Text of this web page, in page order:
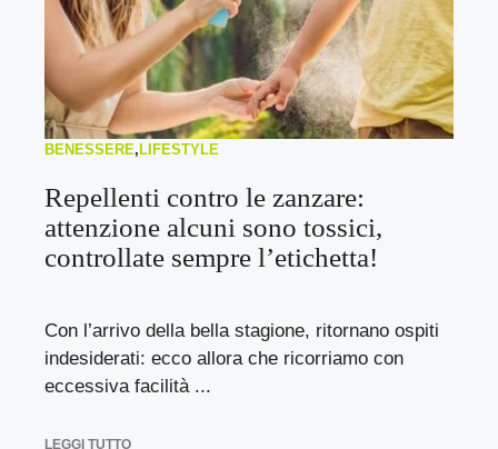
BENESSERE, LIFESTYLE
Repellenti contro le zanzare:
attenzione alcuni sono tossici,
controllate sempre l’etichetta!
Con l’arrivo della bella stagione, ritornano ospiti
indesiderati: ecco allora che ricorriamo con
eccessiva facilità ...
LEGGI TUTTO